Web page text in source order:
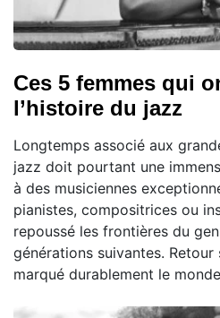
Ces 5 femmes qui
l’histoire du jazz
Longtemps associé aux
jazz doit pourtant une
à des musiciennes
pianistes, compositrices ou
repoussé les frontières du
générations suivantes.
marqué durablement le